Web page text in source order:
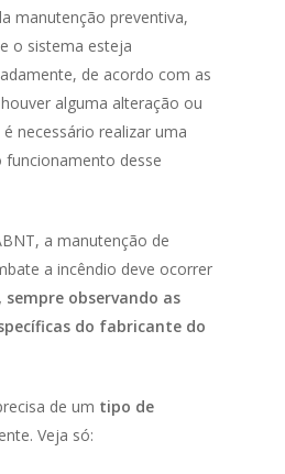
manutenção preventiva,
o sistema esteja
de acordo com as
alguma alteração ou
necessário realizar uma
desse
a manutenção de
a incêndio deve ocorrer
sempre observando as
do fabricante do
de um tipo de
Veja só:
Dry-Flo®
NOTIFIER
EXTINTORES
NOVEC
BLOG
DOWNLOADS